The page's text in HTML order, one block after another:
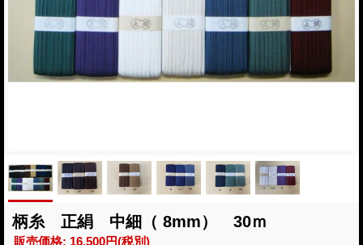
柄糸 正絹 中細（ 8mm） 30ｍ
販売価格: 16,500円(税別)